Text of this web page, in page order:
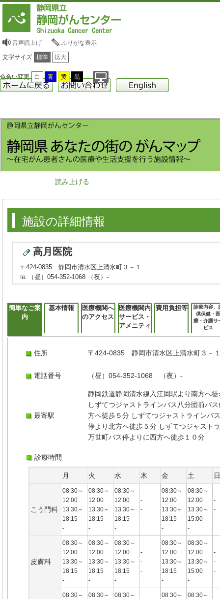
音声読上げ ふりがな表示
文字サイズ 標準 拡大
色合い変更 白 青 黄 黒
読み上げる
施設の詳細情報
高月医院
〒424-0835 静岡市清水区上清水町３－１
℡ （昼）054-352-1068 （夜）-
簡単なご案
内
基本情報
医療機関へ
のアクセス
医療機関内
サービス・
アメニティ
費用負担等
診療内容、
供保健・
療・介護サ
ビス
住所 〒424-0835 静岡市清水区上清水町３－
電話番号 （昼）054-352-1068 （夜）-
最寄駅
静岡鉄道静岡清水線入江岡駅より南方へ
しずてつジャストラインバス八分団前バ
方へ徒歩５分 しずてつジャストラインバ
停より北方へ徒歩５分 しずてつジャスト
万世町バス停よりに西方へ徒歩１０分
診療時間
月 火 水 木 金 土
こう門科
08:30～
12:00
13:30～
18:15
-
08:30～
12:00
13:30～
18:15
-
08:30～
12:00
13:30～
18:15
-
-
-
-
08:30～
12:00
13:30～
18:15
-
08:30～
12:00
13:30～
15:00
-
-
-
-
皮膚科
08:30～
12:00
13:30～
18:15
-
08:30～
12:00
13:30～
18:15
-
08:30～
12:00
13:30～
18:15
-
-
-
-
08:30～
12:00
13:30～
18:15
-
08:30～
12:00
13:30～
15:00
-
-
-
-
08:30～
08:30～
08:30～
08:30～
08:30～